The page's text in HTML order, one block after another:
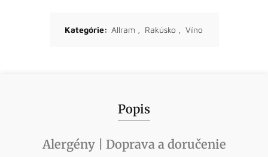
Kategórie: Allram , Rakúsko , Víno
Popis
Alergény | Doprava a doručenie